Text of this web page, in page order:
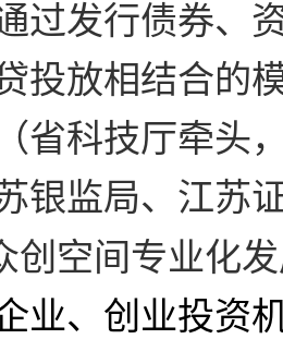
过发行债券、
投放相结合的
（省科技厅牵头
银监局、江苏
创空间专业化
业、创业投资